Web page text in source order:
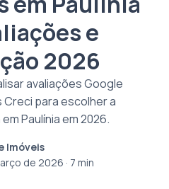
e
2026
avaliações Google
para escolher a
Paulínia em 2026.
Imóveis
de 2026 · 7 min